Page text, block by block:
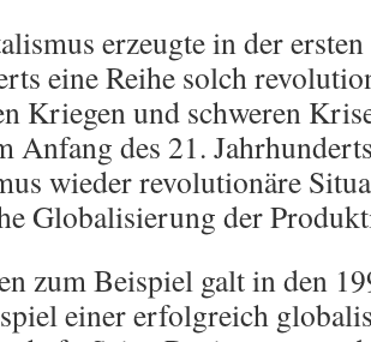
erzeugte in der
eine Reihe solch
Kriegen und schweren
Anfang des 21.
wieder revolutionäre
Globalisierung der
zum Beispiel galt in den
einer erfolgreich